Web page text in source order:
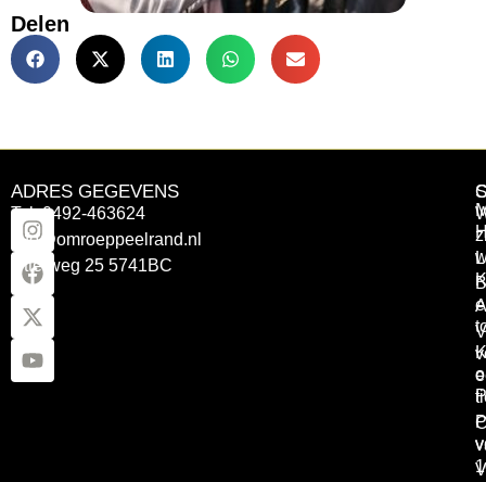
Delen
ADRES GEGEVENS
Tel: 0492-463624
info@omroeppeelrand.nl
Otterweg 25 5741BC